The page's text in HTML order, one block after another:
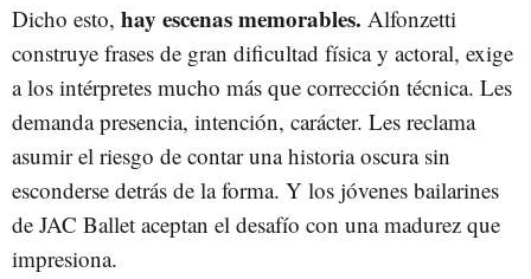
Dicho esto, hay escenas memorables. Alfonzetti
construye frases de gran dificultad física y actoral, exige
a los intérpretes mucho más que corrección técnica. Les
demanda presencia, intención, carácter. Les reclama
asumir el riesgo de contar una historia oscura sin
esconderse detrás de la forma. Y los jóvenes bailarines
de JAC Ballet aceptan el desafío con una madurez que
impresiona.